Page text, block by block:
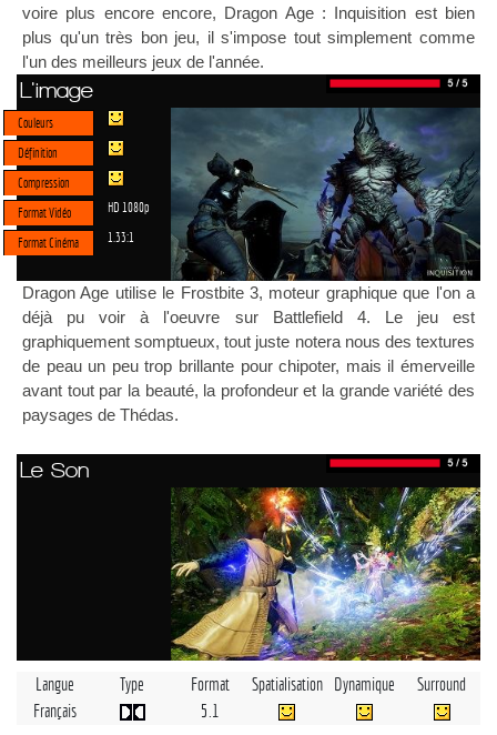
voire plus encore encore, Dragon Age : Inquisition est bien
plus qu'un très bon jeu, il s'impose tout simplement comme
l'un des meilleurs jeux de l'année.
L'image
Couleurs
Définition
Compression
Format Vidéo
HD 1080p
Format Cinéma 1.33:1
Dragon Age utilise le Frostbite 3, moteur graphique que l'on a
déjà pu voir à l'oeuvre sur Battlefield 4. Le jeu est
graphiquement somptueux, tout juste notera nous des textures
de peau un peu trop brillante pour chipoter, mais il émerveille
avant tout par la beauté, la profondeur et la grande variété des
paysages de Thédas.
Le Son
Langue Type Format Spatialisation Dynamique
Surround
Français
5.1